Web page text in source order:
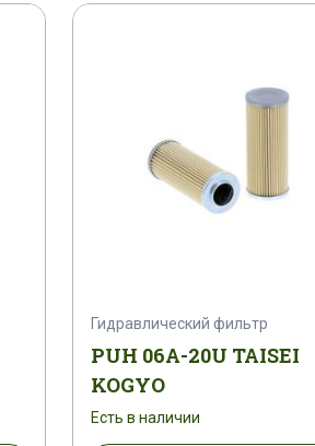
Гидравлический фильтр
PUH 06A-20U TAISEI
KOGYO
Есть в наличии